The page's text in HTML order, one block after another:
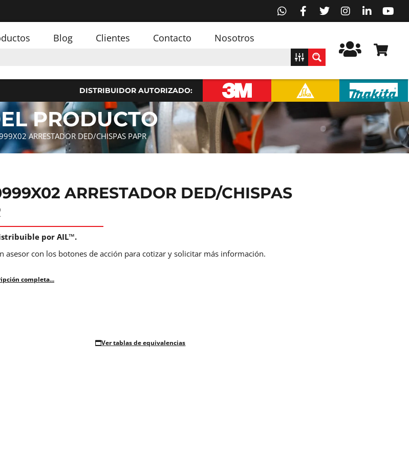
Blog Clientes Contacto Nosotros
DISTRIBUIDOR AUTORIZADO:
PRODUCTO
ARRESTADOR DED/CHISPAS PAPR
ARRESTADOR DED/CHISPAS
por AIL™.
asesor con los botones de acción para cotizar y solicitar más información.
completa...
Ver tablas de equivalencias